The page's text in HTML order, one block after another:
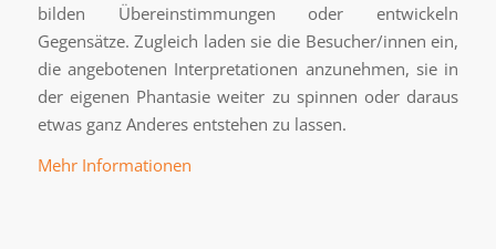
bilden Übereinstimmungen oder entwickeln
Gegensätze. Zugleich laden sie die Besucher/innen ein,
die angebotenen Interpretationen anzunehmen, sie in
der eigenen Phantasie weiter zu spinnen oder daraus
etwas ganz Anderes entstehen zu lassen.
Mehr Informationen